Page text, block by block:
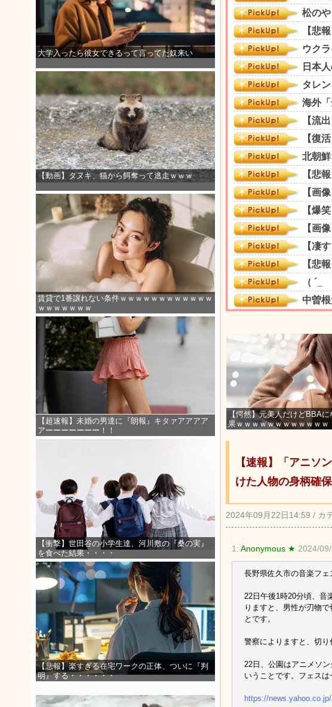
大学入ったら彼女できるって言ってた奴来い
【動画】タヌキ、猫から餌奪って逃走ｗｗｗ
賃貸で1番譲れない条件ｗｗｗｗｗｗｗｗｗｗｗｗ
ｗｗｗｗｗｗｗ
【超速報】未婚の男達に『朗報』キタァアアアア
アーーーーーーー！！
【衝撃】世田谷の小学生達、河川敷の『桑の実』
を食べた結果・・・・
【悲報】楽すぎる在宅ワークの正体、ついに『判
明』する・・・・・・
【愕然】元美人だけどBBA
果ｗｗｗｗｗｗｗｗｗｗｗｗ
【速報】「アニソ
けた人物の身柄確
2024年09月22日14:59 / カ
1: Anonymous ★ 2024/
長野県佐久市の音楽フェ
22日午後1時20分頃、音
りますと、男性が刃物
とです。
警察によりますと、切り
22日、公園はアニメソ
いうことです。フェスは
https://